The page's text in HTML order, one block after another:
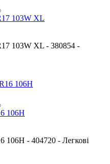
103W XL
103W XL - 380854 -
106H
106H - 404720 - Легкові